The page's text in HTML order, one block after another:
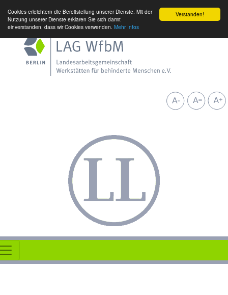
Verstanden!
Cookies erleichtern die Bereitstellung unserer Dienste. Mit der
Nutzung unserer Dienste erklären Sie sich damit
einverstanden, dass wir Cookies verwenden. Mehr Infos